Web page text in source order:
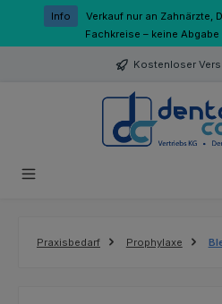
Zum Hauptinhalt springen
Info
Verkauf nur an Zahnärzte,
Fachkreise – keine
Kostenloser
Praxisbedarf Prophylaxe